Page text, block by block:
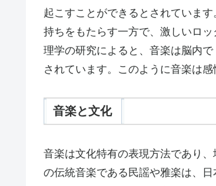
起こすことができるとされていま
持ちをもたらす一方で、激しいロ
理学の研究によると、音楽は脳内
されています。このように音楽は感
音楽と文化
音楽は文化特有の表現方法であり
の伝統音楽である民謡や雅楽は、